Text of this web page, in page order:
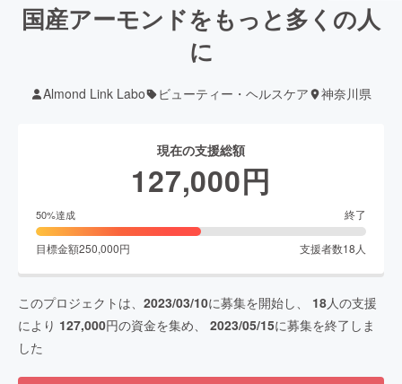
国産アーモンドをもっと多くの人
に
Almond Link Labo ビューティー・ヘルスケア 神奈川県
現在の支援総額
127,000円
50%達成 終了
目標金額250,000円 支援者数18 人
このプロジェクトは、 2023/03/10に募集を開始し、 18人の支援
により 127,000円の資金を集め、 2023/05/15に募集を終了しま
した